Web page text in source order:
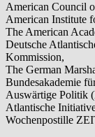
American Council
American Institute
The American
Deutsche
Kommission,
The German
Bundesakademie
Auswärtige Politik
Atlantische
Wochenpostille